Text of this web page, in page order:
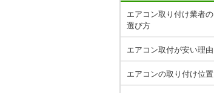
エアコン取り付け業者の
選び方
エアコン取付が安い理由
エアコンの取り付け位置